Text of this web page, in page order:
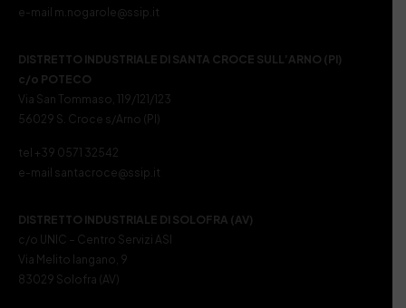
e-mail m.nogarole@ssip.it
DISTRETTO INDUSTRIALE DI SANTA CROCE SULL’ARNO (PI)
c/o POTECO
Via San Tommaso, 119/121/123
56029 S. Croce s/Arno (PI)
tel +39 0571 32542
e-mail santacroce@ssip.it
DISTRETTO INDUSTRIALE DI SOLOFRA (AV)
c/o UNIC – Centro Servizi ASI
Via Melito Iangano, 9
83029 Solofra (AV)